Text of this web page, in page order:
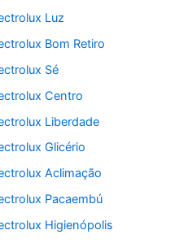
Luz
Bom Retiro
Sé
Centro
Liberdade
Glicério
Aclimação
Pacaembú
Higienópolis